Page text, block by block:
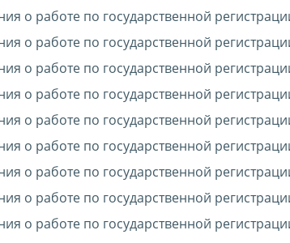
о работе по государственной
о работе по государственной
о работе по государственной
о работе по государственной
о работе по государственной
о работе по государственной
о работе по государственной
о работе по государственной
о работе по государственной